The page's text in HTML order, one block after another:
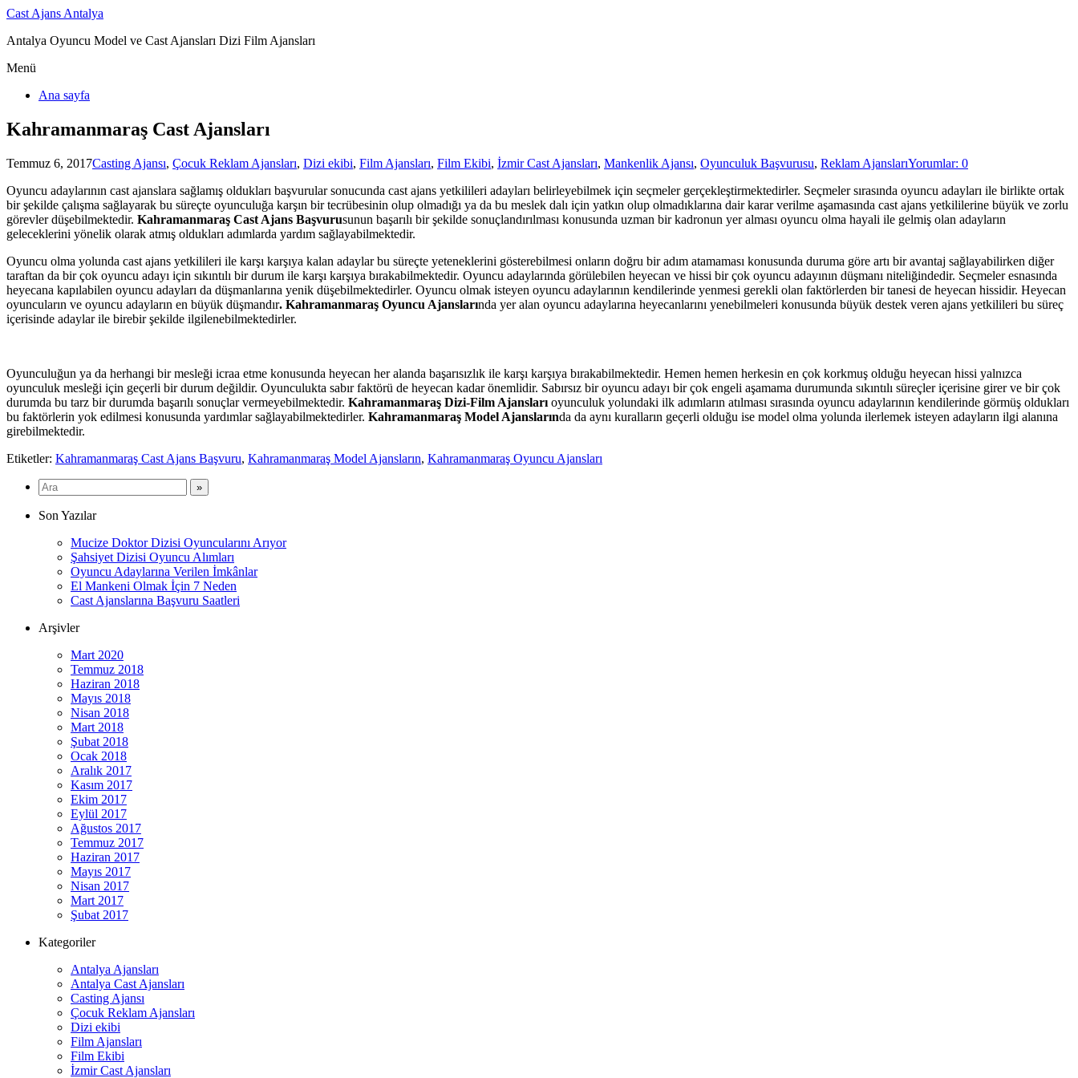
Cast Ajans Antalya
Antalya Oyuncu Model ve Cast Ajansları Dizi Film Ajansları
Menü
Ana sayfa
Kahramanmaraş Cast Ajansları
Temmuz 6, 2017Casting Ajansı, Çocuk Reklam Ajansları, Dizi ekibi, Film Ajansları, Film Ekibi, İzmir Cast Ajansları, Mankenlik Ajansı, Oyunculuk Başvurusu, Reklam AjanslarıYorumlar: 0
Oyuncu adaylarının cast ajanslara sağlamış oldukları başvurular sonucunda cast ajans yetkilileri adayları belirleyebilmek için seçmeler gerçekleştirmektedirler. Seçmeler sırasında oyuncu adayları ile birlikte ortak
bir şekilde çalışma sağlayarak bu süreçte oyunculuğa karşın bir tecrübesinin olup olmadığı ya da bu meslek dalı için yatkın olup olmadıklarına dair karar verilme aşamasında cast ajans yetkililerine büyük ve zorlu
görevler düşebilmektedir. Kahramanmaraş Cast Ajans Başvurusunun başarılı bir şekilde sonuçlandırılması konusunda uzman bir kadronun yer alması oyuncu olma hayali ile gelmiş olan adayların
geleceklerini yönelik olarak atmış oldukları adımlarda yardım sağlayabilmektedir.
Oyuncu olma yolunda cast ajans yetkilileri ile karşı karşıya kalan adaylar bu süreçte yeteneklerini gösterebilmesi onların doğru bir adım atamaması konusunda duruma göre artı bir avantaj sağlayabilirken diğer
taraftan da bir çok oyuncu adayı için sıkıntılı bir durum ile karşı karşıya bırakabilmektedir. Oyuncu adaylarında görülebilen heyecan ve hissi bir çok oyuncu adayının düşmanı niteliğindedir. Seçmeler esnasında
heyecana kapılabilen oyuncu adayları da düşmanlarına yenik düşebilmektedirler. Oyuncu olmak isteyen oyuncu adaylarının kendilerinde yenmesi gerekli olan faktörlerden bir tanesi de heyecan hissidir. Heyecan
oyuncuların ve oyuncu adayların en büyük düşmandır. Kahramanmaraş Oyuncu Ajanslarında yer alan oyuncu adaylarına heyecanlarını yenebilmeleri konusunda büyük destek veren ajans yetkilileri bu süreç
içerisinde adaylar ile birebir şekilde ilgilenebilmektedirler.
Oyunculuğun ya da herhangi bir mesleği icraa etme konusunda heyecan her alanda başarısızlık ile karşı karşıya bırakabilmektedir. Hemen hemen herkesin en çok korkmuş olduğu heyecan hissi yalnızca
oyunculuk mesleği için geçerli bir durum değildir. Oyunculukta sabır faktörü de heyecan kadar önemlidir. Sabırsız bir oyuncu adayı bir çok engeli aşamama durumunda sıkıntılı süreçler içerisine girer ve bir çok
durumda bu tarz bir durumda başarılı sonuçlar vermeyebilmektedir. Kahramanmaraş Dizi-Film Ajansları oyunculuk yolundaki ilk adımların atılması sırasında oyuncu adaylarının kendilerinde görmüş oldukları
bu faktörlerin yok edilmesi konusunda yardımlar sağlayabilmektedirler. Kahramanmaraş Model Ajanslarında da aynı kuralların geçerli olduğu ise model olma yolunda ilerlemek isteyen adayların ilgi alanına
girebilmektedir.
Etiketler: Kahramanmaraş Cast Ajans Başvuru, Kahramanmaraş Model Ajansların, Kahramanmaraş Oyuncu Ajansları
Son Yazılar
Mucize Doktor Dizisi Oyuncularını Arıyor
Şahsiyet Dizisi Oyuncu Alımları
Oyuncu Adaylarına Verilen İmkânlar
El Mankeni Olmak İçin 7 Neden
Cast Ajanslarına Başvuru Saatleri
Arşivler
Mart 2020
Temmuz 2018
Haziran 2018
Mayıs 2018
Nisan 2018
Mart 2018
Şubat 2018
Ocak 2018
Aralık 2017
Kasım 2017
Ekim 2017
Eylül 2017
Ağustos 2017
Temmuz 2017
Haziran 2017
Mayıs 2017
Nisan 2017
Mart 2017
Şubat 2017
Kategoriler
Antalya Ajansları
Antalya Cast Ajansları
Casting Ajansı
Çocuk Reklam Ajansları
Dizi ekibi
Film Ajansları
Film Ekibi
İzmir Cast Ajansları